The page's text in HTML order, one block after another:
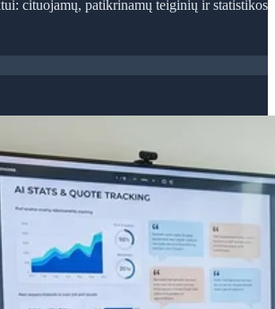
cituojamų, patikrinamų teiginių ir statistikos